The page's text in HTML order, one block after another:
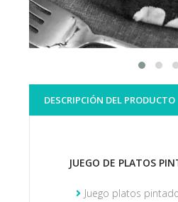
DESCRIPCIÓN DEL PRODUCTO
JUEGO DE PLATOS
Juego platos